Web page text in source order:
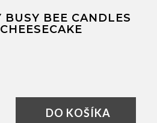
BEE CANDLES
DO KOŠÍKA